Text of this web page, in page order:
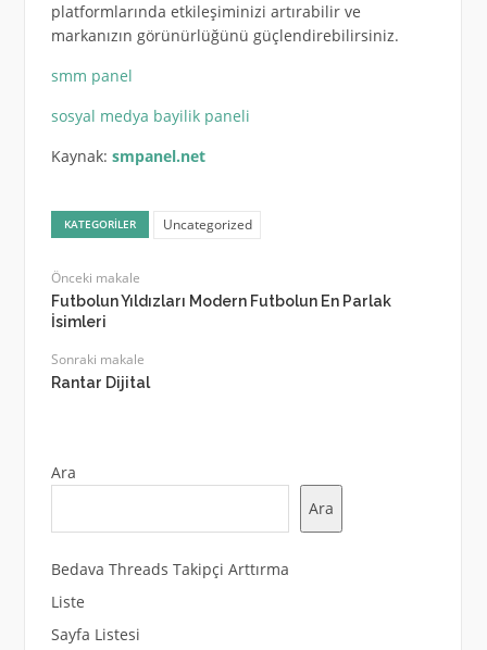
platformlarında etkileşiminizi artırabilir ve
markanızın görünürlüğünü güçlendirebilirsiniz.
smm panel
sosyal medya bayilik paneli
Kaynak: smpanel.net
KATEGORILER Uncategorized
Önceki makale
Futbolun Yıldızları Modern Futbolun En Parlak
İsimleri
Sonraki makale
Rantar Dijital
Ara
Ara
Bedava Threads Takipçi Arttırma
Liste
Sayfa Listesi